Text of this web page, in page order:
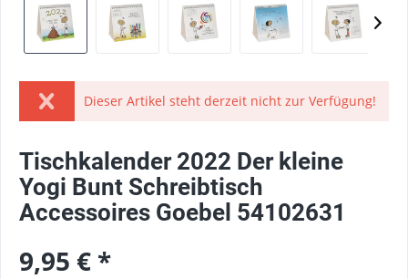
Dieser Artikel steht derzeit nicht zur Verfügung!
Tischkalender 2022 Der kleine
Yogi Bunt Schreibtisch
Accessoires Goebel 54102631
9,95 € *